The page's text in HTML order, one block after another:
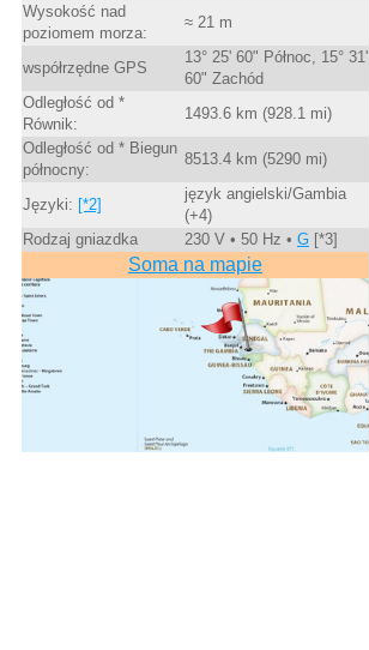
Wysokość nad
poziomem morza:
≈ 21 m
współrzędne GPS
13° 25' 60" Północ, 15° 31'
60" Zachód
Odległość od *
Równik:
1493.6 km (928.1 mi)
Odległość od * Biegun
północny:
8513.4 km (5290 mi)
Języki: [*2]
język angielski/Gambia
(+4)
Rodzaj gniazdka
230 V • 50 Hz • G[*3]
Soma na mapie